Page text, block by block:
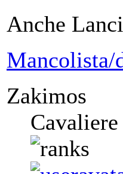
Anche
Mancolista/
Zakimos